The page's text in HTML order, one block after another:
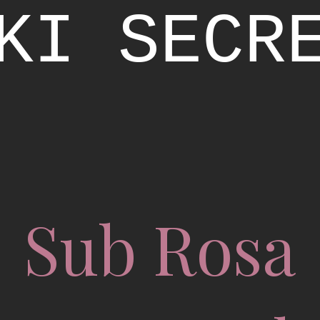
Sub Rosa